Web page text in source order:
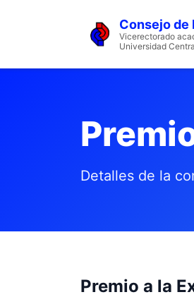
Consejo
Vicerectorado
Universidad
Detalles de la
Premio a la